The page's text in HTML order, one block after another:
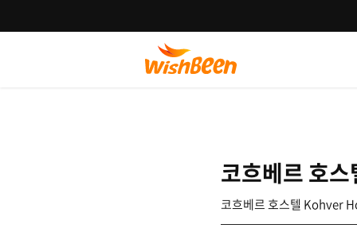
코흐베르 호
코흐베르 호스텔 Kohver